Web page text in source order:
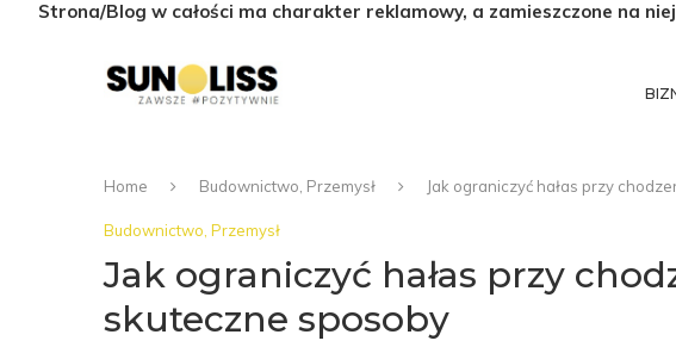
Strona/Blog w całości ma charakter reklamowy, a zamieszczone na
Home Budownictwo, Przemysł Jak ograniczyć hałas przy
Budownictwo, Przemysł
Jak ograniczyć hałas przy
skuteczne sposoby